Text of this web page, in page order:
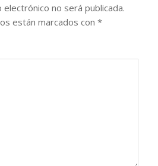
no será publicada.
están marcados con *